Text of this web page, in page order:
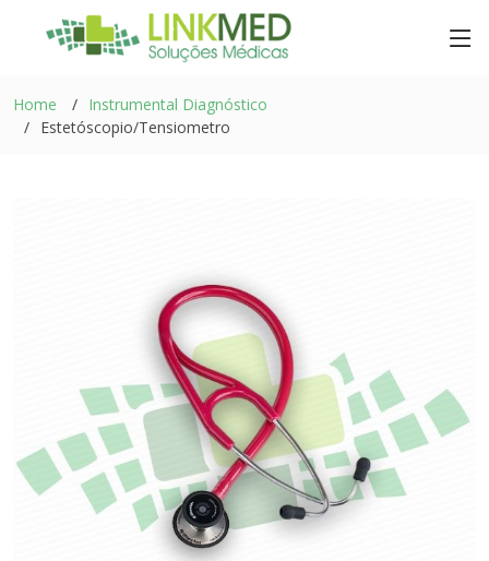
Home
Instrumental Diagnóstico
Estetóscopio/Tensiometro